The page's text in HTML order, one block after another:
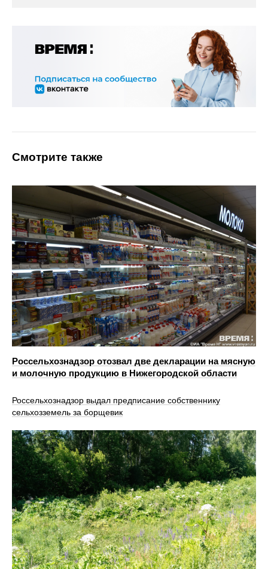
Смотрите также
Россельхознадзор отозвал две декларации на мясную
и молочную продукцию в Нижегородской области
Россельхознадзор выдал предписание собственнику
сельхозземель за борщевик